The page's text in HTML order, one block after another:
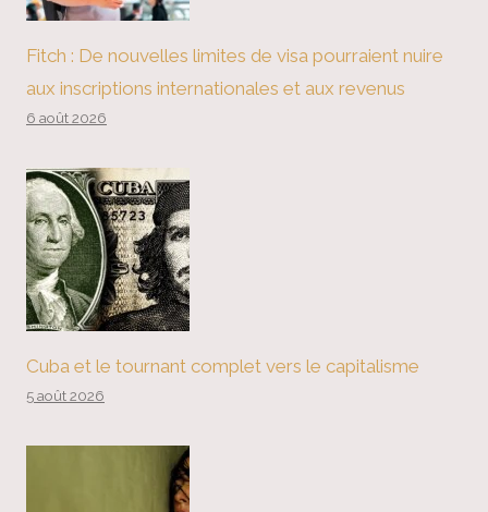
Fitch : De nouvelles limites de visa pourraient nuire
aux inscriptions internationales et aux revenus
6 août 2026
Cuba et le tournant complet vers le capitalisme
5 août 2026